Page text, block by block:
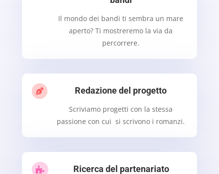
Il mondo dei bandi ti sembra un mare
aperto? Ti mostreremo la via da
percorrere.
 Redazione del progetto
Scriviamo progetti con la stessa
passione con cui si scrivono i romanzi.
 Ricerca del partenariato